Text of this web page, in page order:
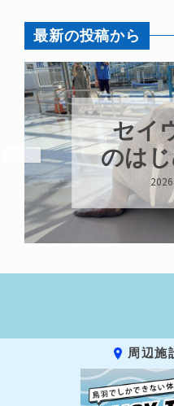
最新の投稿から
セイ
のは
周辺施